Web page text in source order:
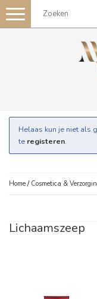
Toggle
navigation
Helaas kun je niet als
te registeren.
Home / Cosmetica &
Lichaamszeep